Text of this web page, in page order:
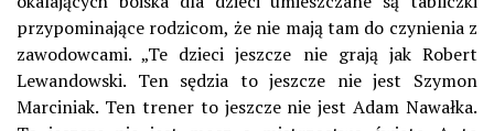
przypominające rodzicom, że nie mają tam do czynienia z
zawodowcami. „Te dzieci jeszcze nie grają jak Robert
Lewandowski. Ten sędzia to jeszcze nie jest Szymon
Marciniak. Ten trener to jeszcze nie jest Adam Nawałka.